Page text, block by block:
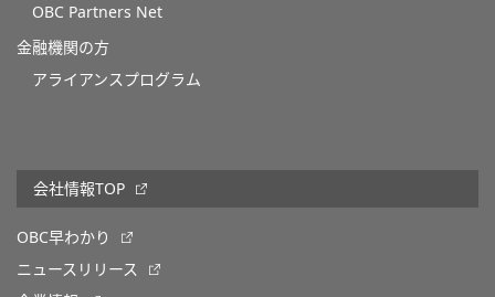
OBC Partners Net
金融機関の方
アライアンスプログラム
会社情報TOP
OBC早わかり
ニュースリリース